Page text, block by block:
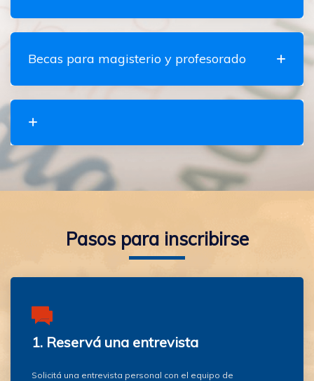
Becas para magisterio y profesorado
Pasos para inscribirse
1. Reservá una entrevista
Solicitá una entrevista personal con el equipo de